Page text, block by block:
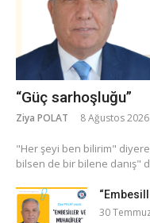
“Güç sarhoşluğu”
Ziya POLAT 8 Ağustos 2026
​"Her şeyi ben bilirim"
bilsen de bir bilene danış"
30